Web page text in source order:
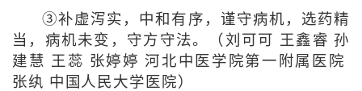
③补虚泻实，中和有序，谨守病机，选药精
当，病机未变，守方守法。（刘可可 王鑫睿 孙
建慧 王蕊 张婷婷 河北中医学院第一附属医院
张纨 中国人民大学医院）